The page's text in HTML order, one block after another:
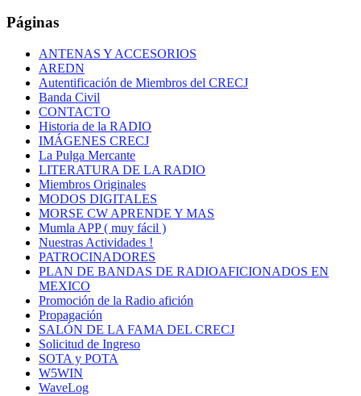
Páginas
ANTENAS Y ACCESORIOS
AREDN
Autentificación de Miembros del CRECJ
Banda Civil
CONTACTO
Historia de la RADIO
IMÁGENES CRECJ
La Pulga Mercante
LITERATURA DE LA RADIO
Miembros Originales
MODOS DIGITALES
MORSE CW APRENDE Y MAS
Mumla APP ( muy fácil )
Nuestras Actividades !
PATROCINADORES
PLAN DE BANDAS DE RADIOAFICIONADOS EN
MEXICO
Promoción de la Radio afición
Propagación
SALÓN DE LA FAMA DEL CRECJ
Solicitud de Ingreso
SOTA y POTA
W5WIN
WaveLog